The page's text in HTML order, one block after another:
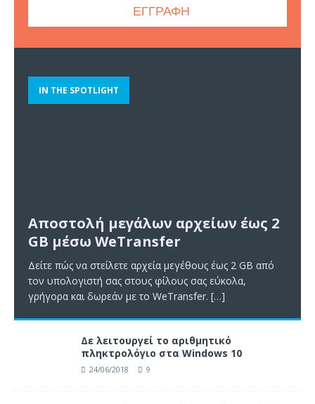
IN THE SPOTLIGHT
Αποστολή μεγάλων αρχείων έως 2
GB μέσω WeTransfer
Δείτε πώς να στείλετε αρχεία μεγέθους έως 2 GB από
τον υπολογιστή σας στους φίλους σας εύκολα,
γρήγορα και δωρεάν με το WeTransfer. […]
Δε λειτουργεί το αριθμητικό
πληκτρολόγιο στα Windows 10
24/06/2018 9